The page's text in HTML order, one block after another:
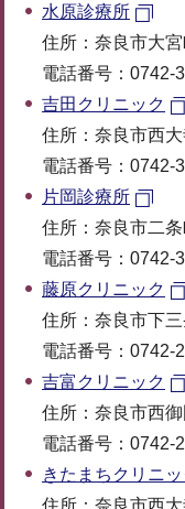
水原診療所
住所：奈良市大
電話番号：0742-
吉田クリニック
住所：奈良市西
電話番号：0742-
片岡診療所
住所：奈良市二
電話番号：0742-
藤原クリニック
住所：奈良市下
電話番号：0742-
吉富クリニック
住所：奈良市西
電話番号：0742-
きたまちクリニッ
住所：奈良市西